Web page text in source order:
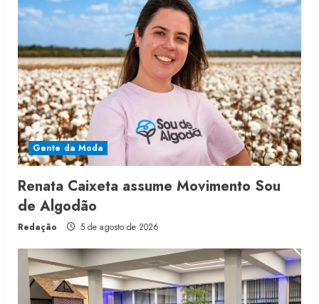
Gente da Moda
Renata Caixeta assume Movimento Sou
de Algodão
Redação 5 de agosto de 2026